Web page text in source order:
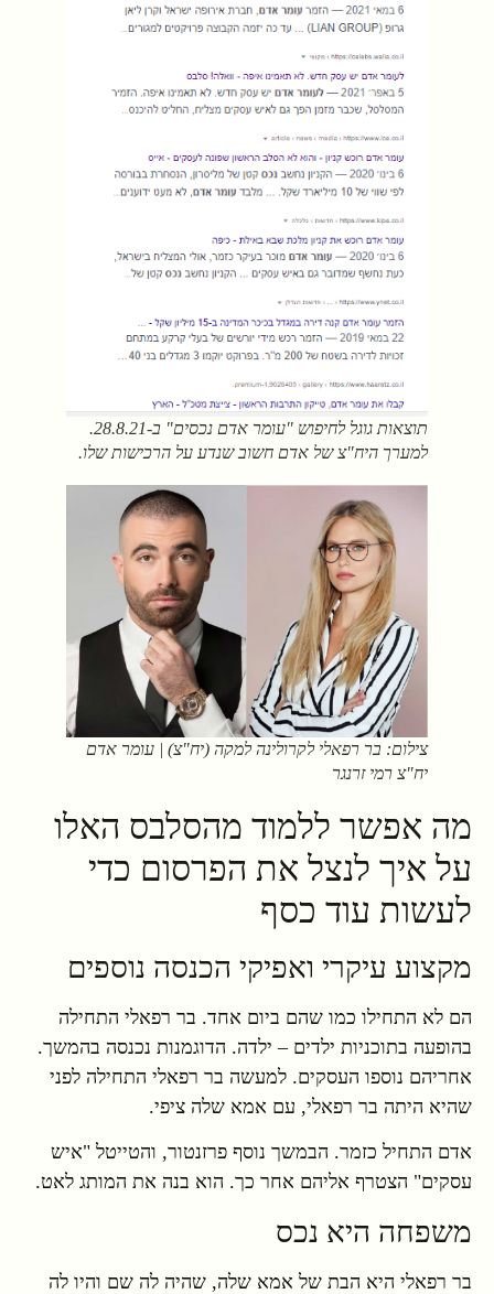
תוצאות גוגל לחיפוש "עומר אדם נכסים" ב-28.8.21.
למערך היח"צ של אדם חשוב שנדע על הרכישות שלו.
צילום: בר רפאלי לקרולינה למקה (יח"צ) | עומר אדם
יח"צ רמי זרנגר
מה אפשר ללמוד מהסלבס האלו
על איך לנצל את הפרסום כדי
לעשות עוד כסף
מקצוע עיקרי ואפיקי הכנסה נוספים
הם לא התחילו כמו שהם ביום אחד. בר רפאלי התחילה
בהופעה בתוכניות ילדים – ילדה. הדוגמנות נכנסה בהמשך.
אחריהם נוספו העסקים. למעשה בר רפאלי התחילה לפני
שהיא היתה בר רפאלי, עם אמא שלה ציפי.
אדם התחיל כזמר. הבמשך נוסף פרזנטור, והטייטל "איש
עסקים" הצטרף אליהם אחר כך. הוא בנה את המותג לאט.
משפחה היא נכס
בר רפאלי היא הבת של אמא שלה, שהיה לה שם והיו לה